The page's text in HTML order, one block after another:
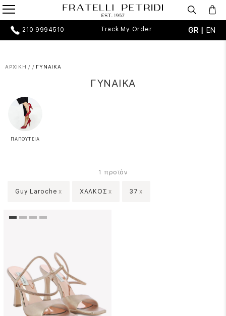
210 9994510 Track My Order GR | EN
ΑΡΧΙΚΗ / / ΓΥΝΑΙΚΑ
ΓΥΝΑΙΚΑ
ΠΑΠΟΥΤΣΙΑ
1 προϊόν
Guy Laroche x ΧΑΛΚΟΣ x 37 x